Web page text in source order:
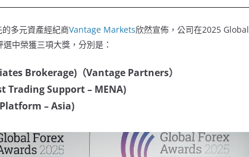
多元資產經紀商Vantage Markets欣然宣佈，公司在2025 Global
中榮獲三項大獎，分別是：
Brokerage)（Vantage Partners）
Trading Support – MENA)
–Asia)